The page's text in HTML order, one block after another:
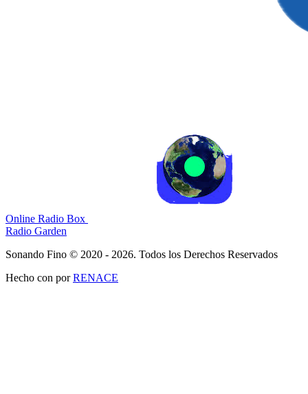
Online Radio Box
Radio Garden
Sonando Fino © 2020 - 2026. Todos los Derechos Reservados
Hecho con porRENACE